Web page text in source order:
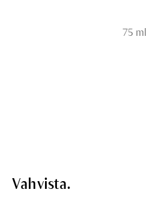
75 ml
Vahvista.